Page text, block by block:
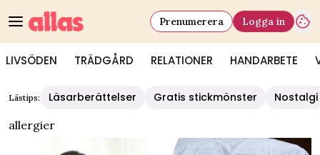
LIVSÖDEN TRÄDGÅRD RELATIONER HANDARBETE
Prenumerera Logga in
Lästips: Läsarberättelser Gratis stickmönster
Nostalgi
allergier